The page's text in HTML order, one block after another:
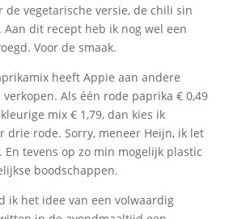
de vegetarische versie, de chili sin
Aan dit recept heb ik nog wel een
Voor de smaak.
heeft Appie aan andere
Als één rode paprika € 0,49
mix € 1,79, dan kies ik
drie rode. Sorry, meneer Heijn, ik let
En tevens op zo min mogelijk plastic
boodschappen.
ik het idee van een volwaardig